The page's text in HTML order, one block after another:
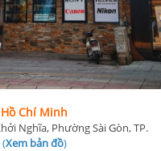
đó, micro mang lại:
Chí Minh
Nghĩa, Phường Sài Gòn, TP.
(Xem bản đồ)